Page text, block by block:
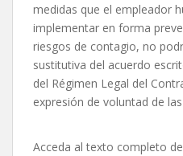
medidas que el empleador
implementar en forma
riesgos de contagio, no
sustitutiva del acuerdo
del Régimen Legal del
expresión de voluntad de
Acceda al texto completo